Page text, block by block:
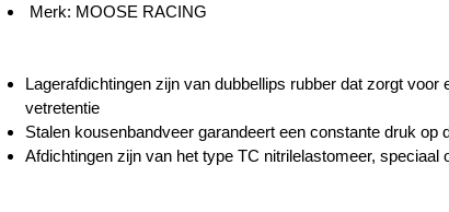
Merk: MOOSE RACING
Lagerafdichtingen zijn van dubbellips rubber dat zorgt
vetretentie
Stalen kousenbandveer garandeert een constante druk
Afdichtingen zijn van het type TC nitrilelastomeer,